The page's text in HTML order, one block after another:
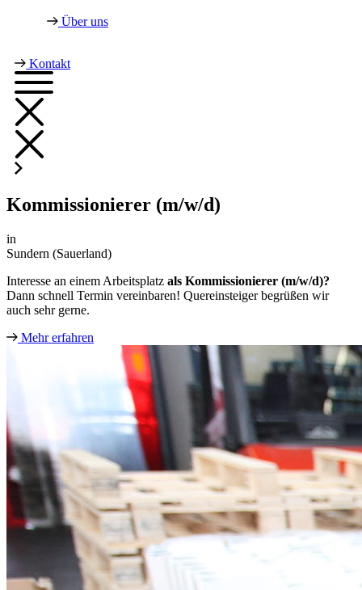
Über uns
Kontakt
Kommissionierer (m/w/d)
in
Sundern (Sauerland)
Interesse an einem Arbeitsplatz als Kommissionierer (m/w/d)?
Dann schnell Termin vereinbaren! Quereinsteiger begrüßen wir
auch sehr gerne.
Mehr erfahren